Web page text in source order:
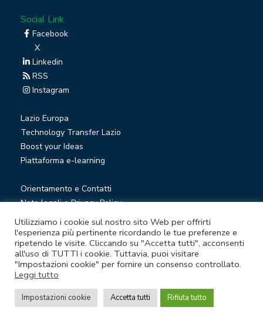
Social Link
Facebook
X
Linkedin
RSS
Instagram
Lazio Europa
Technology Transfer Lazio
Boost your Ideas
Piattaforma e-learning
Orientamento e Contatti
Note legali e Privacy Policy
Privacy Newsletter
Società trasparente
Whistleblowing
© Lazio Innova S.p.A. società soggetta a direzione e
coordinamento della Regione Lazio
Sede legale Via Marco Aurelio 26 A - 00184 Roma
Utilizziamo i cookie sul nostro sito Web per offrirti
l'esperienza più pertinente ricordando le tue preferenze e
ripetendo le visite. Cliccando su "Accetta tutti", acconsenti
all'uso di TUTTI i cookie. Tuttavia, puoi visitare
"Impostazioni cookie" per fornire un consenso controllato.
Leggi tutto
Impostazioni cookie Accetta tutti Rifiuta tutto